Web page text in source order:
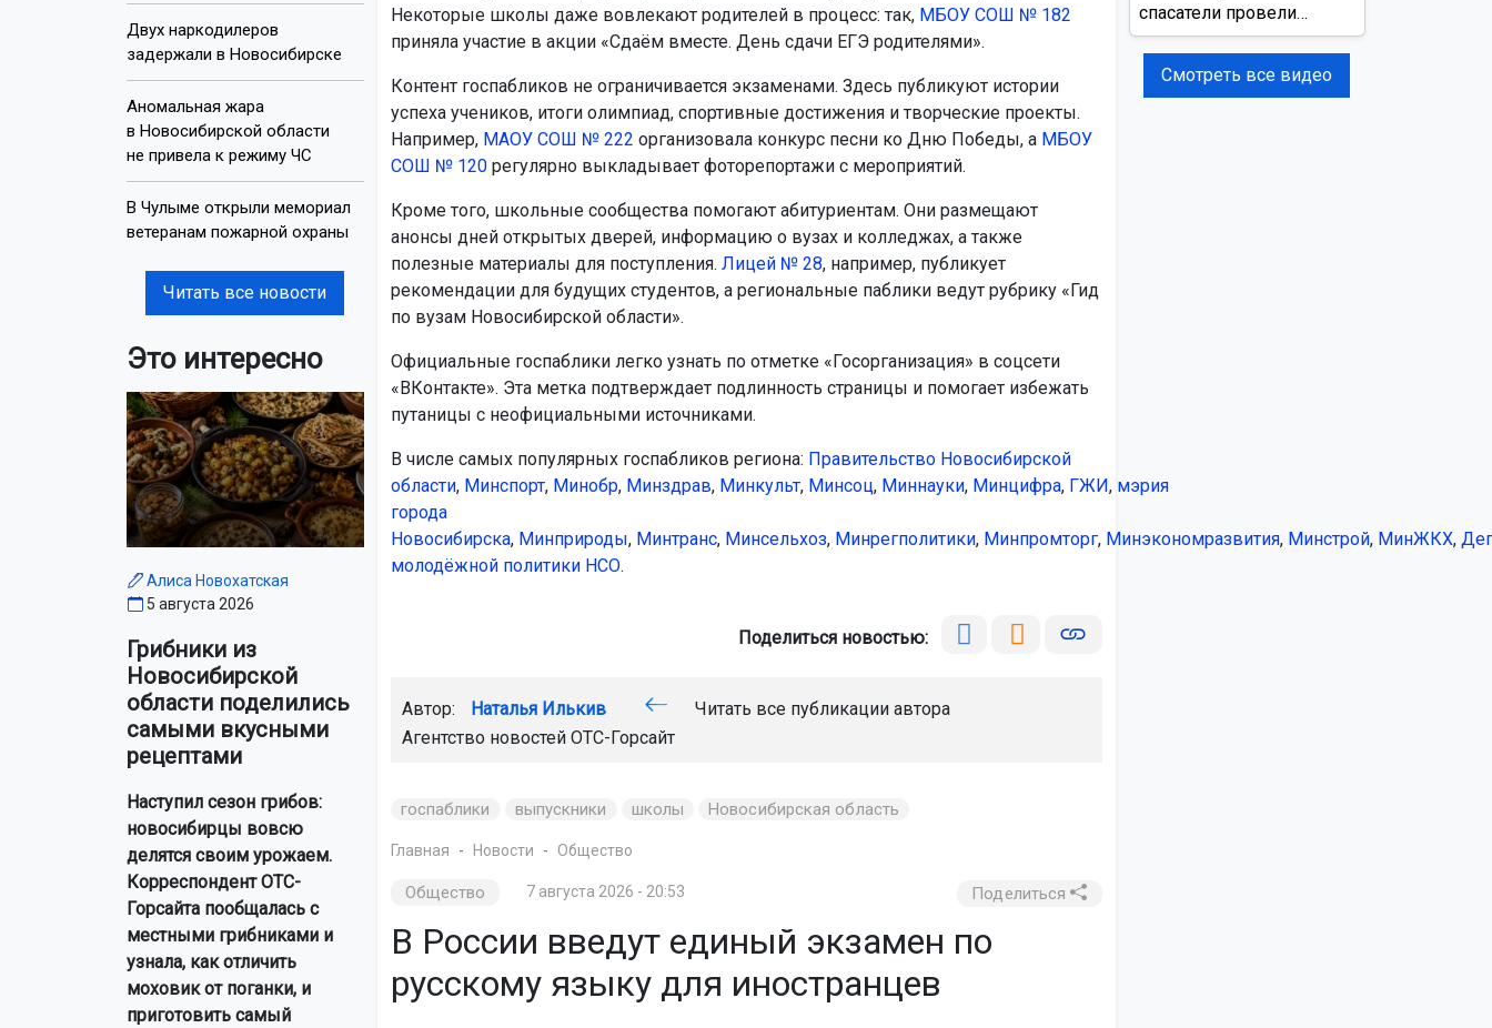
Двух наркодилеров
задержали в Новосибирске
Аномальная жара
в Новосибирской области
не привела к режиму ЧС
В Чулыме открыли мемориал
ветеранам пожарной охраны
Читать все новости
Это интересно
Алиса Новохатская
5 августа 2026
Грибники из
Новосибирской
области поделились
самыми вкусными
рецептами
Наступил сезон грибов:
новосибирцы вовсю
делятся своим урожаем.
Корреспондент ОТС-
Горсайта пообщалась с
местными грибниками и
узнала, как отличить
моховик от поганки, и
приготовить самый
Некоторые школы даже вовлекают родителей в процесс: так, МБОУ СОШ № 182
приняла участие в акции «Сдаём вместе. День сдачи ЕГЭ родителями».
Контент госпабликов не ограничивается экзаменами. Здесь публикуют истории
успеха учеников, итоги олимпиад, спортивные достижения и творческие проекты.
Например, МАОУ СОШ № 222 организовала конкурс песни ко Дню Победы, а МБОУ
СОШ № 120регулярно выкладывает фоторепортажи с мероприятий.
Кроме того, школьные сообщества помогают абитуриентам. Они размещают
анонсы дней открытых дверей, информацию о вузах и колледжах, а также
полезные материалы для поступления. Лицей № 28, например, публикует
рекомендации для будущих студентов, а региональные паблики ведут рубрику «Гид
по вузам Новосибирской области».
Официальные госпаблики легко узнать по отметке «Госорганизация» в соцсети
«ВКонтакте». Эта метка подтверждает подлинность страницы и помогает избежать
путаницы с неофициальными источниками.
В числе самых популярных госпабликов региона: Правительство Новосибирской
области, Минспорт, Минобр, Минздрав, Минкульт, Минсоц, Миннауки, Минцифра, ГЖИ, мэрия
города
Новосибирска, Минприроды, Минтранс, Минсельхоз, Минрегполитики, Минпромторг, Минэкономразвития, Минстрой, МинЖКХ,
молодёжной политики НСО.
Поделиться новостью:
Автор: Наталья Илькив
Читать все публикации автора
Агентство новостей ОТС-Горсайт
госпаблики выпускники школы Новосибирская область
Главная Новости Общество
Общество 7 августа 2026 - 20:53 Поделиться
В России введут единый экзамен по
русскому языку для иностранцев
спасатели провели
учения на реке Обь
Смотреть все видео